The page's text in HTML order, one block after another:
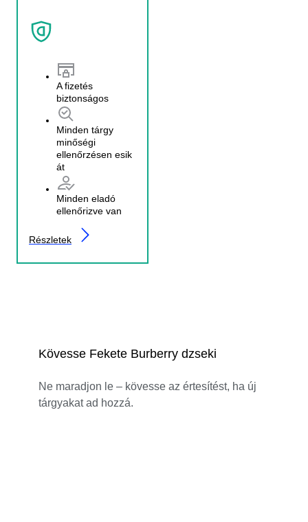
A fizetés
biztonságos
Minden tárgy
minőségi
ellenőrzésen esik
át
Minden eladó
ellenőrizve van
Részletek
Kövesse Fekete Burberry dzseki
Ne maradjon le – kövesse az értesítést, ha új
tárgyakat ad hozzá.